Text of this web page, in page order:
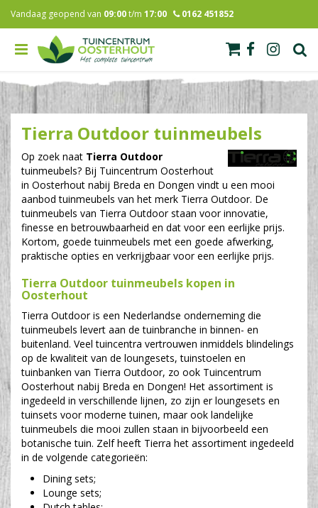
n
e
n
t
Vandaag geopend van 09:00t/m 17:00 0162 451852
Tierra Outdoor tuinmeubels
Op zoek naat Tierra Outdoor
tuinmeubels? Bij Tuincentrum Oosterhout
in Oosterhout nabij Breda en Dongen vindt u een mooi
aanbod tuinmeubels van het merk Tierra Outdoor. De
tuinmeubels van Tierra Outdoor staan voor innovatie,
finesse en betrouwbaarheid en dat voor een eerlijke prijs.
Kortom, goede tuinmeubels met een goede afwerking,
praktische opties en verkrijgbaar voor een eerlijke prijs.
Tierra Outdoor tuinmeubels kopen in
Oosterhout
Tierra Outdoor is een Nederlandse onderneming die
tuinmeubels levert aan de tuinbranche in binnen- en
buitenland. Veel tuincentra vertrouwen inmiddels blindelings
op de kwaliteit van de loungesets, tuinstoelen en
tuinbanken van Tierra Outdoor, zo ook Tuincentrum
Oosterhout nabij Breda en Dongen! Het assortiment is
ingedeeld in verschillende lijnen, zo zijn er loungesets en
tuinsets voor moderne tuinen, maar ook landelijke
tuinmeubels die mooi zullen staan in bijvoorbeeld een
botanische tuin. Zelf heeft Tierra het assortiment ingedeeld
in de volgende categorieën:
Dining sets;
Lounge sets;